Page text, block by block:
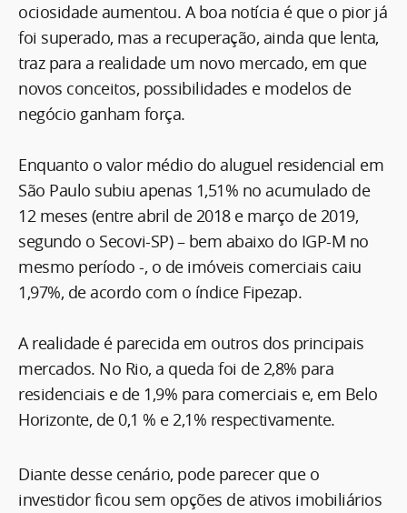
ociosidade aumentou. A boa notícia é que o pior já
foi superado, mas a recuperação, ainda que lenta,
traz para a realidade um novo mercado, em que
novos conceitos, possibilidades e modelos de
negócio ganham força.
Enquanto o valor médio do aluguel residencial em
São Paulo subiu apenas 1,51% no acumulado de
12 meses (entre abril de 2018 e março de 2019,
segundo o Secovi-SP) – bem abaixo do IGP-M no
mesmo período -, o de imóveis comerciais caiu
1,97%, de acordo com o índice Fipezap.
A realidade é parecida em outros dos principais
mercados. No Rio, a queda foi de 2,8% para
residenciais e de 1,9% para comerciais e, em Belo
Horizonte, de 0,1 % e 2,1% respectivamente.
Diante desse cenário, pode parecer que o
investidor ficou sem opções de ativos imobiliários